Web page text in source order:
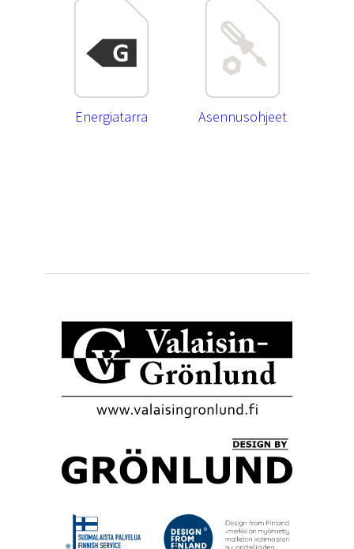
Energiatarra Asennusohjeet